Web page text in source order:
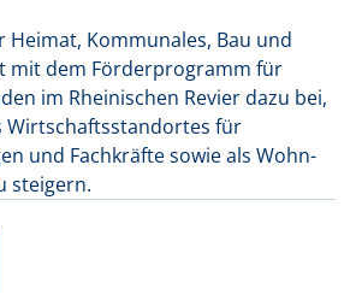
Kommunales, Bau und
mit dem Förderprogramm für
im Rheinischen Revier dazu bei,
Wirtschaftsstandortes für
und Fachkräfte sowie als Wohn-
steigern.